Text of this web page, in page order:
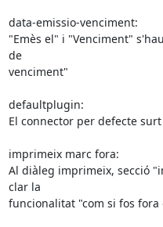
data-emissio-venciment:
"Emès el" i "Venciment"
de
venciment"
defaultplugin:
El connector per defecte
imprimeix marc fora:
Al diàleg imprimeix, secció
clar la
funcionalitat "com si fos